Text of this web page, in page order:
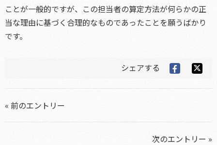
ことが一般的ですが、この担当者の算定方法が何らかの正
当な理由に基づく合理的なものであったことを願うばかり
です。
シェアする
« 前のエントリー
次のエントリー »